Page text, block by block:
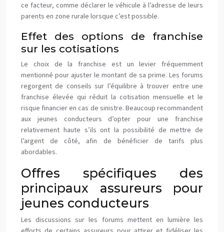
ce facteur, comme déclarer le véhicule à l’adresse de leurs
parents en zone rurale lorsque c’est possible.
Effet des options de franchise
sur les cotisations
Le choix de la franchise est un levier fréquemment
mentionné pour ajuster le montant de sa prime. Les forums
regorgent de conseils sur l’équilibre à trouver entre une
franchise élevée qui réduit la cotisation mensuelle et le
risque financier en cas de sinistre. Beaucoup recommandent
aux jeunes conducteurs d’opter pour une franchise
relativement haute s’ils ont la possibilité de mettre de
l’argent de côté, afin de bénéficier de tarifs plus
abordables.
Offres spécifiques des
principaux assureurs pour
jeunes conducteurs
Les discussions sur les forums mettent en lumière les